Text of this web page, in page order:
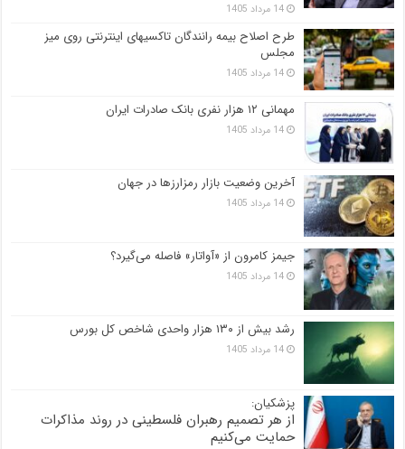
14 مرداد 1405
طرح اصلاح بیمه رانندگان تاکسیهای اینترنتی روی میز
مجلس
14 مرداد 1405
مهمانی ۱۲ هزار نفری بانک صادرات ایران
14 مرداد 1405
آخرین وضعیت بازار رمزارزها در جهان
14 مرداد 1405
جیمز کامرون از «آواتار» فاصله می‌گیرد؟
14 مرداد 1405
رشد بیش از ۱۳۰ هزار واحدی شاخص کل بورس
14 مرداد 1405
پزشکیان:
از هر تصمیم رهبران فلسطینی در روند مذاکرات
حمایت می‌کنیم